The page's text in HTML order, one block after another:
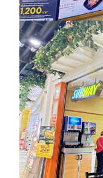
役員紹介
採用情報
社員インタビュー
研修
プロジェクト